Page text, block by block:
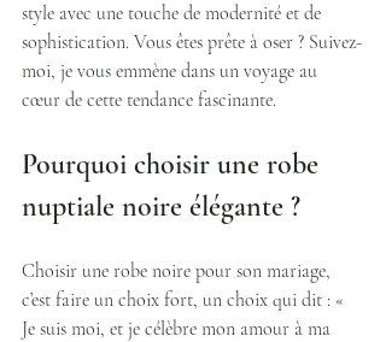
style avec une touche de modernité et de
sophistication. Vous êtes prête à oser ? Suivez-
moi, je vous emmène dans un voyage au
cœur de cette tendance fascinante.
Pourquoi choisir une robe
nuptiale noire élégante ?
Choisir une robe noire pour son mariage,
c’est faire un choix fort, un choix qui dit : «
Je suis moi, et je célèbre mon amour à ma